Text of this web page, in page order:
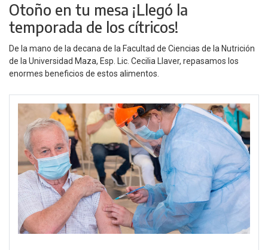
Otoño en tu mesa ¡Llegó la
temporada de los cítricos!
De la mano de la decana de la Facultad de Ciencias de la Nutrición
de la Universidad Maza, Esp. Lic. Cecilia Llaver, repasamos los
enormes beneficios de estos alimentos.